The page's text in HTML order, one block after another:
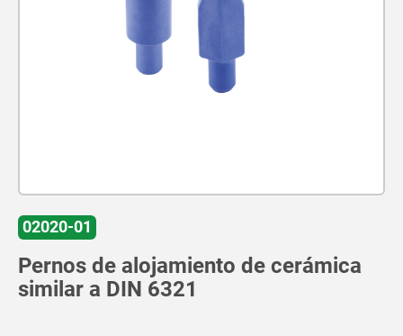
02020-01
Pernos de alojamiento de cerámica
similar a DIN 6321